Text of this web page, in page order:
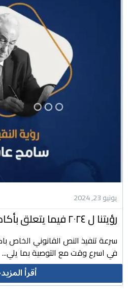
يونيو 23, 2024
رؤيتنا ل ٢٠٢٤ فيما يتعلق بأكاديمية المحاماة
سرعة تنفيذ النص القانوني الخاص
في اسرع وقت مع التوصية بما يلي...
أقرأ المزيد